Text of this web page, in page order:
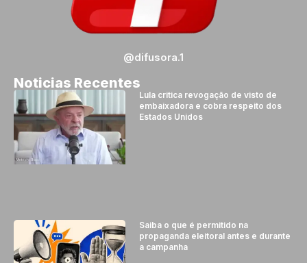
@difusora.1
Noticias Recentes
Lula critica revogação de visto de
embaixadora e cobra respeito dos
Estados Unidos
Saiba o que é permitido na
propaganda eleitoral antes e durante
a campanha